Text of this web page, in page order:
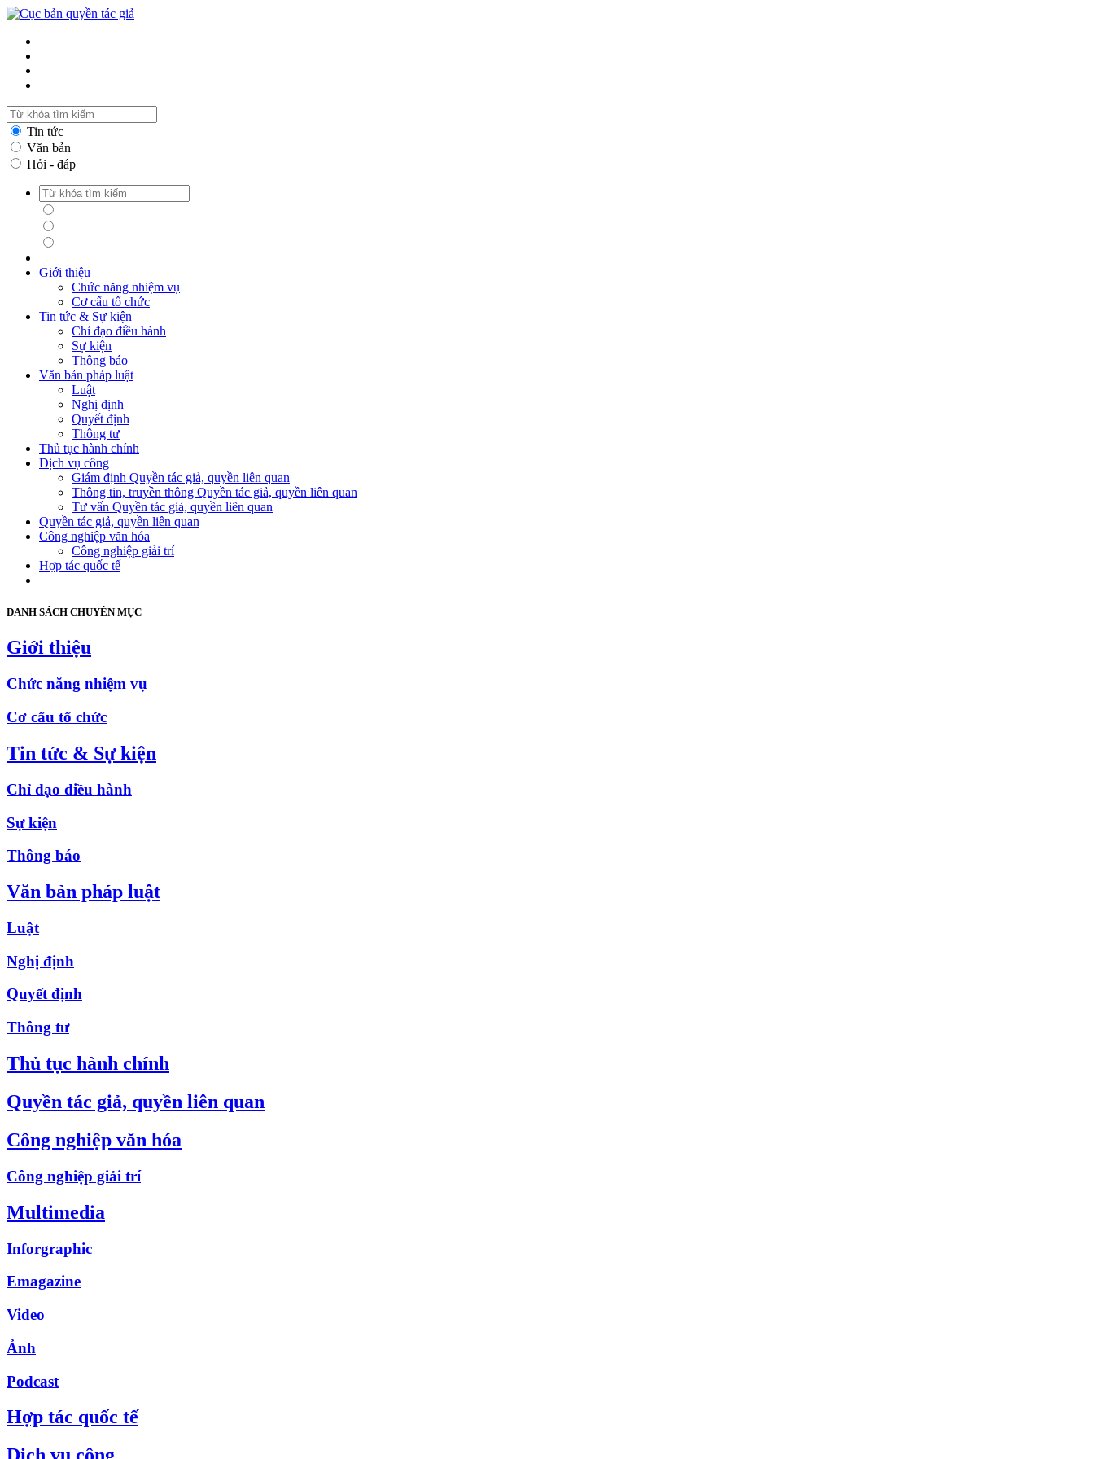
Tin tức
Văn bản
Hỏi - đáp
Giới thiệu
Chức năng nhiệm vụ
Cơ cấu tổ chức
Tin tức & Sự kiện
Chỉ đạo điều hành
Sự kiện
Thông báo
Văn bản pháp luật
Luật
Nghị định
Quyết định
Thông tư
Thủ tục hành chính
Dịch vụ công
Giám định Quyền tác giả, quyền liên quan
Thông tin, truyền thông Quyền tác giả, quyền liên quan
Tư vấn Quyền tác giả, quyền liên quan
Quyền tác giả, quyền liên quan
Công nghiệp văn hóa
Công nghiệp giải trí
Hợp tác quốc tế
DANH SÁCH CHUYÊN MỤC
Giới thiệu
Chức năng nhiệm vụ
Cơ cấu tổ chức
Tin tức & Sự kiện
Chỉ đạo điều hành
Sự kiện
Thông báo
Văn bản pháp luật
Luật
Nghị định
Quyết định
Thông tư
Thủ tục hành chính
Quyền tác giả, quyền liên quan
Công nghiệp văn hóa
Công nghiệp giải trí
Multimedia
Inforgraphic
Emagazine
Video
Ảnh
Podcast
Hợp tác quốc tế